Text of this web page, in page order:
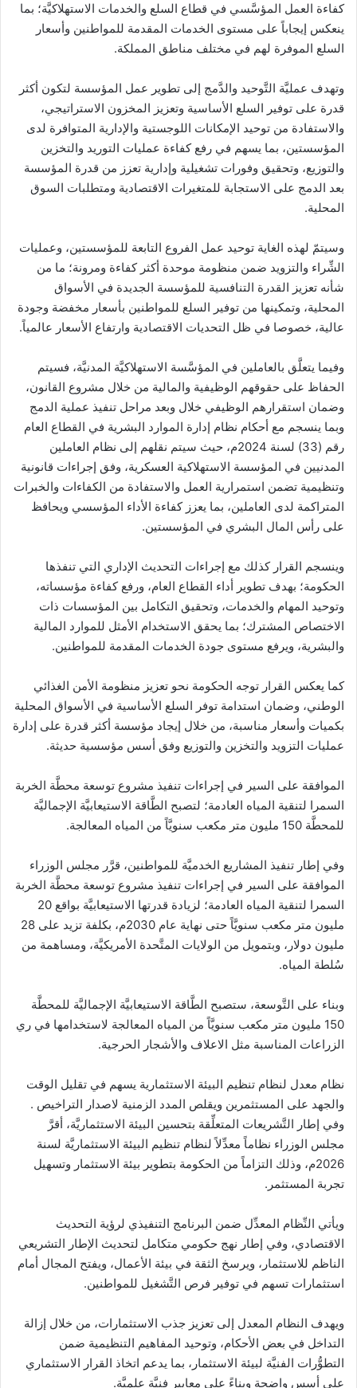
كفاءة العمل المؤسَّسي في قطاع السلع والخدمات الاستهلاكيَّة؛ بما
ينعكس إيجاباً على مستوى الخدمات المقدمة للمواطنين وأسعار
السلع الموفرة لهم في مختلف مناطق المملكة.
وتهدف عمليَّة التَّوحيد والدَّمج إلى تطوير عمل المؤسسة لتكون أكثر
قدرة على توفير السلع الأساسية وتعزيز المخزون الاستراتيجي،
والاستفادة من توحيد الإمكانات اللوجستية والإدارية المتوافرة لدى
المؤسستين، بما يسهم في رفع كفاءة عمليات التوريد والتخزين
والتوزيع، وتحقيق وفورات تشغيلية وإدارية تعزز من قدرة المؤسسة
بعد الدمج على الاستجابة للمتغيرات الاقتصادية ومتطلبات السوق
المحلية.
وسيتمّ لهذه الغاية توحيد عمل الفروع التابعة للمؤسستين، وعمليات
الشِّراء والتزويد ضمن منظومة موحدة أكثر كفاءة ومرونة؛ ما من
شأنه تعزيز القدرة التنافسية للمؤسسة الجديدة في الأسواق
المحلية، وتمكينها من توفير السلع للمواطنين بأسعار مخفضة وجودة
عالية، خصوصا في ظل التحديات الاقتصادية وارتفاع الأسعار عالمياً.
وفيما يتعلَّق بالعاملين في المؤسَّسة الاستهلاكيَّة المدنيَّة، فسيتم
الحفاظ على حقوقهم الوظيفية والمالية من خلال مشروع القانون،
وضمان استقرارهم الوظيفي خلال وبعد مراحل تنفيذ عملية الدمج
وبما ينسجم مع أحكام نظام إدارة الموارد البشرية في القطاع العام
رقم (33) لسنة 2024م، حيث سيتم نقلهم إلى نظام العاملين
المدنيين في المؤسسة الاستهلاكية العسكرية، وفق إجراءات قانونية
وتنظيمية تضمن استمرارية العمل والاستفادة من الكفاءات والخبرات
المتراكمة لدى العاملين، بما يعزز كفاءة الأداء المؤسسي ويحافظ
على رأس المال البشري في المؤسستين.
وينسجم القرار كذلك مع إجراءات التحديث الإداري التي تنفذها
الحكومة؛ بهدف تطوير أداء القطاع العام، ورفع كفاءة مؤسساته،
وتوحيد المهام والخدمات، وتحقيق التكامل بين المؤسسات ذات
الاختصاص المشترك؛ بما يحقق الاستخدام الأمثل للموارد المالية
والبشرية، ويرفع مستوى جودة الخدمات المقدمة للمواطنين.
كما يعكس القرار توجه الحكومة نحو تعزيز منظومة الأمن الغذائي
الوطني، وضمان استدامة توفر السلع الأساسية في الأسواق المحلية
بكميات وأسعار مناسبة، من خلال إيجاد مؤسسة أكثر قدرة على إدارة
عمليات التزويد والتخزين والتوزيع وفق أسس مؤسسية حديثة.
الموافقة على السير في إجراءات تنفيذ مشروع توسعة محطَّة الخربة
السمرا لتنقية المياه العادمة؛ لتصبح الطَّاقة الاستيعابيَّة الإجماليَّة
للمحطَّة 150 مليون متر مكعب سنويَّاً من المياه المعالجة.
وفي إطار تنفيذ المشاريع الخدميَّة للمواطنين، قرَّر مجلس الوزراء
الموافقة على السير في إجراءات تنفيذ مشروع توسعة محطَّة الخربة
السمرا لتنقية المياه العادمة؛ لزيادة قدرتها الاستيعابيَّة بواقع 20
مليون متر مكعب سنويَّاً حتى نهاية عام 2030م، بكلفة تزيد على 28
مليون دولار، وبتمويل من الولايات المتَّحدة الأمريكيَّة، ومساهمة من
سُلطة المياه.
وبناء على التَّوسعة، ستصبح الطَّاقة الاستيعابيَّة الإجماليَّة للمحطَّة
150 مليون متر مكعب سنويَّاً من المياه المعالجة لاستخدامها في ري
الزراعات المناسبة مثل الاعلاف والأشجار الحرجية.
نظام معدل لنظام تنظيم البيئة الاستثمارية يسهم في تقليل الوقت
والجهد على المستثمرين ويقلص المدد الزمنية لاصدار التراخيص .
وفي إطار التَّشريعات المتعلِّقة بتحسين البيئة الاستثماريَّة، أقرَّ
مجلس الوزراء نظاماً معدِّلاً لنظام تنظيم البيئة الاستثماريَّة لسنة
2026م، وذلك التزاماً من الحكومة بتطوير بيئة الاستثمار وتسهيل
تجربة المستثمر.
ويأتي النِّظام المعدِّل ضمن البرنامج التنفيذي لرؤية التحديث
الاقتصادي، وفي إطار نهج حكومي متكامل لتحديث الإطار التشريعي
الناظم للاستثمار، ويرسخ الثقة في بيئة الأعمال، ويفتح المجال أمام
استثمارات تسهم في توفير فرص التَّشغيل للمواطنين.
ويهدف النظام المعدل إلى تعزيز جذب الاستثمارات، من خلال إزالة
التداخل في بعض الأحكام، وتوحيد المفاهيم التنظيمية ضمن
التطوُّرات الفنيَّة لبيئة الاستثمار، بما يدعم اتخاذ القرار الاستثماري
على أسس واضحة وبناءً على معايير فنيَّة علميَّة.